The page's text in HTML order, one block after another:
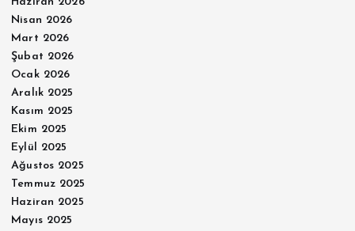
Nisan 2026
Mart 2026
Şubat 2026
Ocak 2026
Aralık 2025
Kasım 2025
Ekim 2025
Eylül 2025
Ağustos 2025
Temmuz 2025
Haziran 2025
Mayıs 2025